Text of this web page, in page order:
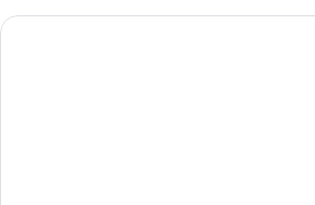
ULIV Mexico City